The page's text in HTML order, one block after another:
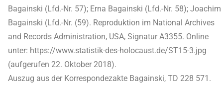
Bagainski (Lfd.-Nr. 57); Erna Bagainski (Lfd.-Nr. 58); Joachim
Bagainski (Lfd.-Nr. (59). Reproduktion im National Archives
and Records Administration, USA, Signatur A3355. Online
unter: https://www.statistik-des-holocaust.de/ST15-3.jpg
(aufgerufen 22. Oktober 2018).
Auszug aus der Korrespondezakte Bagainski, TD 228 571.